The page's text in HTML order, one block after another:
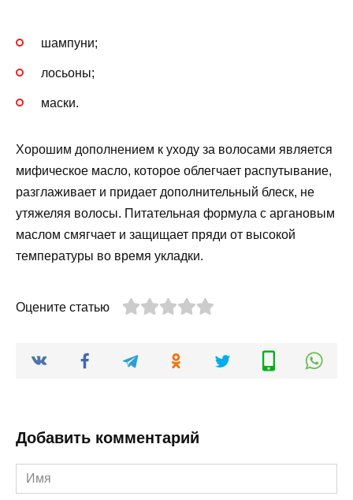
шампуни;
лосьоны;
маски.
Хорошим дополнением к уходу за волосами является
мифическое масло, которое облегчает распутывание,
разглаживает и придает дополнительный блеск, не
утяжеляя волосы. Питательная формула с аргановым
маслом смягчает и защищает пряди от высокой
температуры во время укладки.
Оцените статью
Добавить комментарий
Имя
*